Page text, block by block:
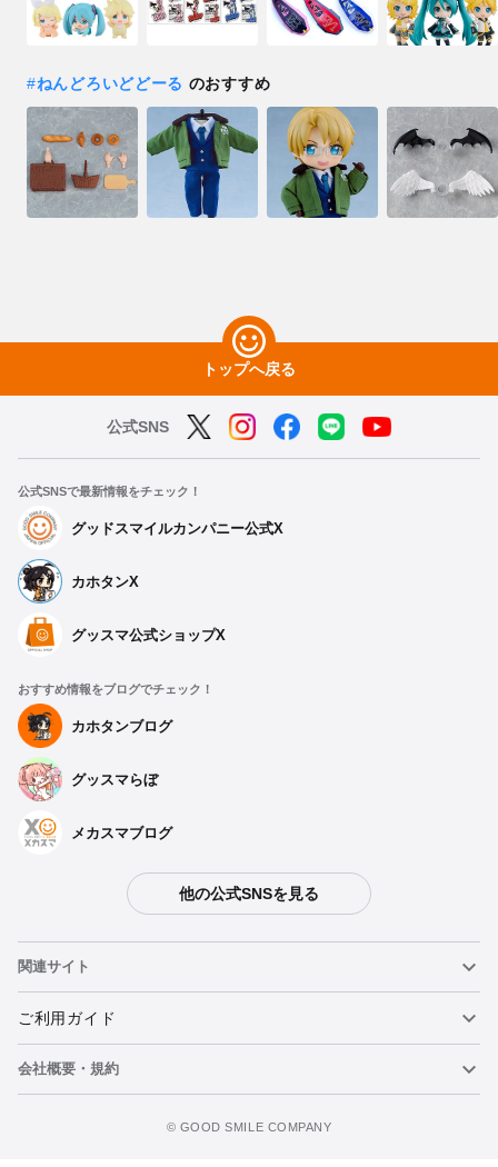
#ねんどろいどどーる のおすすめ
トップへ戻る
公式SNS
公式SNSで最新情報をチェック！
グッドスマイルカンパニー公式X
カホタンX
グッスマ公式ショップX
おすすめ情報をブログでチェック！
カホタンブログ
グッスマらぼ
メカスマブログ
他の公式SNSを見る
関連サイト
ねんどろいど
ねんどろいどフェイスメーカー
ご利用ガイド
重要なお知らせ
会社概要・規約
©️ GOOD SMILE COMPANY